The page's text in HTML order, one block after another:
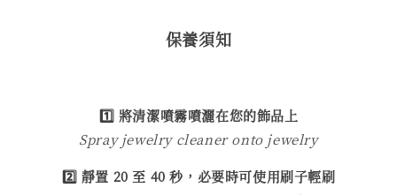
保養須知
1️⃣ 將清潔噴霧噴灑在您的飾品上
Spray jewelry cleaner onto jewelry
2️⃣ 靜置 20 至 40 秒，必要時可使用刷子輕刷